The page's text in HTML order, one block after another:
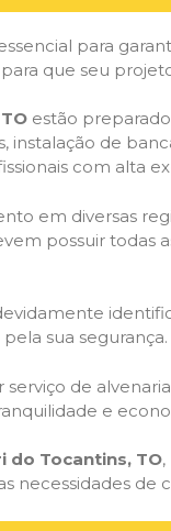
para
para que seu
estão
instalação de
com alta
em diversas
possuir
sua segurança.
de
e
do Tocantins, TO
necessidades de